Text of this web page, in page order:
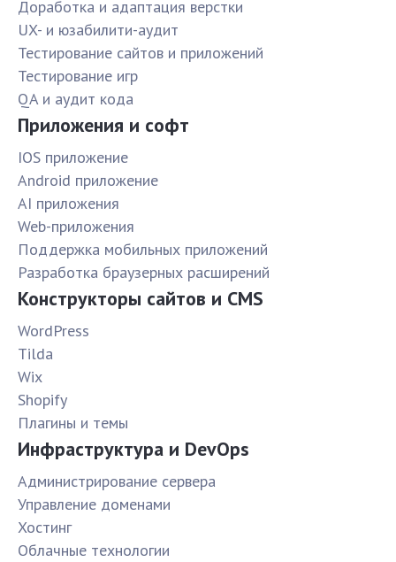
Доработка и адаптация верстки
UX- и юзабилити-аудит
Тестирование сайтов и приложений
Тестирование игр
QA и аудит кода
Приложения и софт
IOS приложение
Android приложение
AI приложения
Web-приложения
Поддержка мобильных приложений
Разработка браузерных расширений
Конструкторы сайтов и CMS
WordPress
Tilda
Wix
Shopify
Плагины и темы
Инфраструктура и DevOps
Администрирование сервера
Управление доменами
Хостинг
Облачные технологии